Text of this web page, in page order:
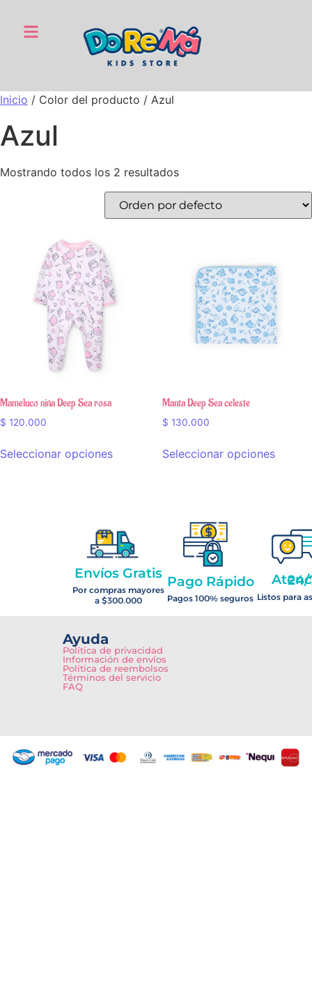
Inicio / Color del producto / Azul
Azul
Mostrando todos los 2 resultados
Mameluco niña Deep Sea rosa
$ 120.000
Seleccionar opciones
Manta Deep Sea celeste
$ 130.000
Seleccionar opciones
Envíos Gratis
Por compras mayores
a $300.000
Pago Rápido
Pagos 100% seguros
Atención
Listos para
Ayuda
Política de privacidad
Información de envíos
Política de reembolsos
Términos del servicio
FAQ